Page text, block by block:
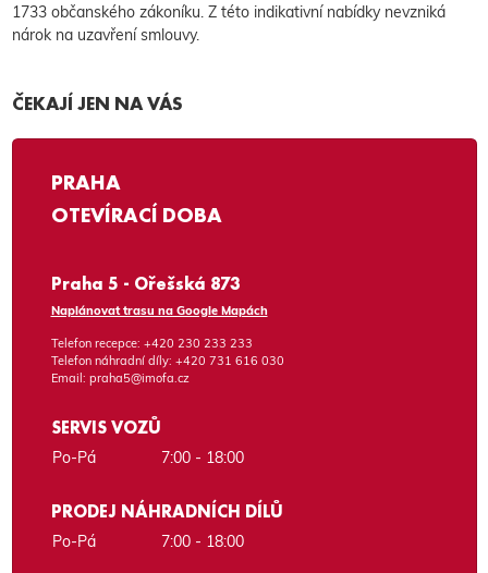
1733 občanského zákoníku. Z této indikativní nabídky nevzniká
nárok na uzavření smlouvy.
ČEKAJÍ JEN NA VÁS
PRAHA
OTEVÍRACÍ DOBA
Praha 5 - Ořešská 873
Naplánovat trasu na Google Mapách
Telefon recepce: +420 230 233 233
Telefon náhradní díly: +420 731 616 030
Email: praha5@imofa.cz
SERVIS VOZŮ
Po-Pá 7:00 - 18:00
PRODEJ NÁHRADNÍCH DÍLŮ
Po-Pá 7:00 - 18:00